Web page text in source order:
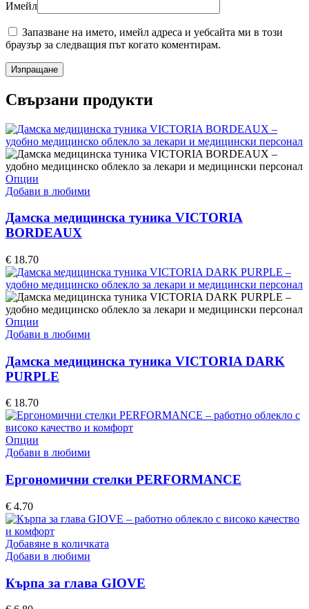
Имейл
Запазване на името, имейл адреса и уебсайта ми в този
браузър за следващия път когато коментирам.
Свързани продукти
Опции
product
multiple
variants.
The
may
be
chosen
on
the
product
page
Добави в любими
Дамска медицинска туника VICTORIA
BORDEAUX
€ 18.70
Опции
product
multiple
variants.
The
may
be
chosen
on
the
page
Добави в любими
Дамска медицинска туника VICTORIA DARK
PURPLE
€ 18.70
Опции
product
multiple
variants.
may
be
chosen
on
product
Добави в любими
Ергономични стелки PERFORMANCE
€ 4.70
Добавяне в количката
Добави в любими
Кърпа за глава GIOVE